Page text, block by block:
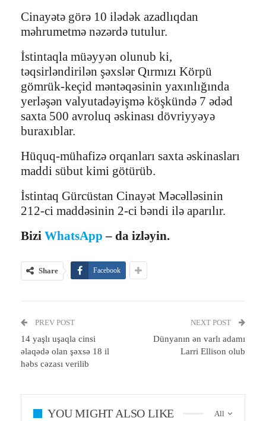
Cinayətə görə 10 ilədək azadlıqdan
məhrumetmə nəzərdə tutulur.
İstintaqla müəyyən olunub ki,
təqsirləndirilən şəxslər Qırmızı Körpü
gömrük-keçid məntəqəsinin yaxınlığında
yerləşən valyutadəyişmə köşkündə 7 ədəd
saxta 500 avroluq əskinası dövriyyəyə
buraxıblar.
Hüquq-mühafizə orqanları saxta əskinasları
maddi sübut kimi götürüb.
İstintaq Gürcüstan Cinayət Məcəlləsinin
212-ci maddəsinin 2-ci bəndi ilə aparılır.
Bizi WhatsApp – da izləyin.
Share Facebook
PREV POST
14 yaşlı uşaqla cinsi
əlaqədə olan şəxsə 18 il
həbs cəzası verilib
NEXT POST
Dünyanın ən varlı adamı
Larri Ellison olub
All
YOU MIGHT ALSO LIKE